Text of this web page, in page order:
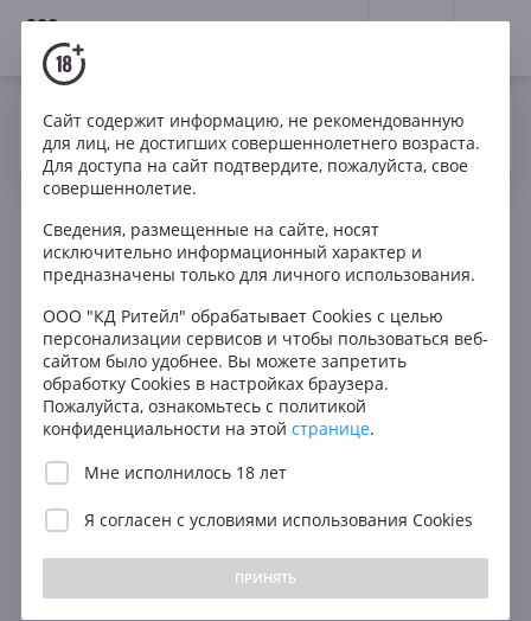
18+
Ваш город Москва ? Да
Вино Красное Сухое
Германия
Kloster Eberbach Pinot Noir Crescentia
Сайт содержит информацию, не рекомендованную
для лиц, не достигших совершеннолетнего возраста.
Для доступа на сайт подтвердите, пожалуйста, свое
совершеннолетие.
Сведения, размещенные на сайте, носят
исключительно информационный характер и
предназначены только для личного использования.
ООО "КД Ритейл" обрабатывает Cookies с целью
персонализации сервисов и чтобы пользоваться веб-
сайтом было удобнее. Вы можете запретить
обработку Cookies в настройках браузера.
Пожалуйста, ознакомьтесь с политикой
конфиденциальности на этой странице.
Мне исполнилось 18 лет
Я согласен с условиями использования Cookies
ПРИНЯТЬ